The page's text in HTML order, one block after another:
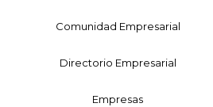
Comunidad Empresarial
Directorio Empresarial
Empresas